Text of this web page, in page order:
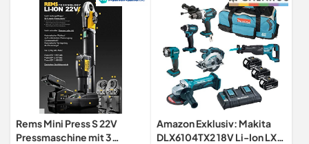
Rems Mini Press S 22V
Pressmaschine mit 3
Amazon Exklusiv: Makita
DLX6104TX2 18V Li-Ion LXT